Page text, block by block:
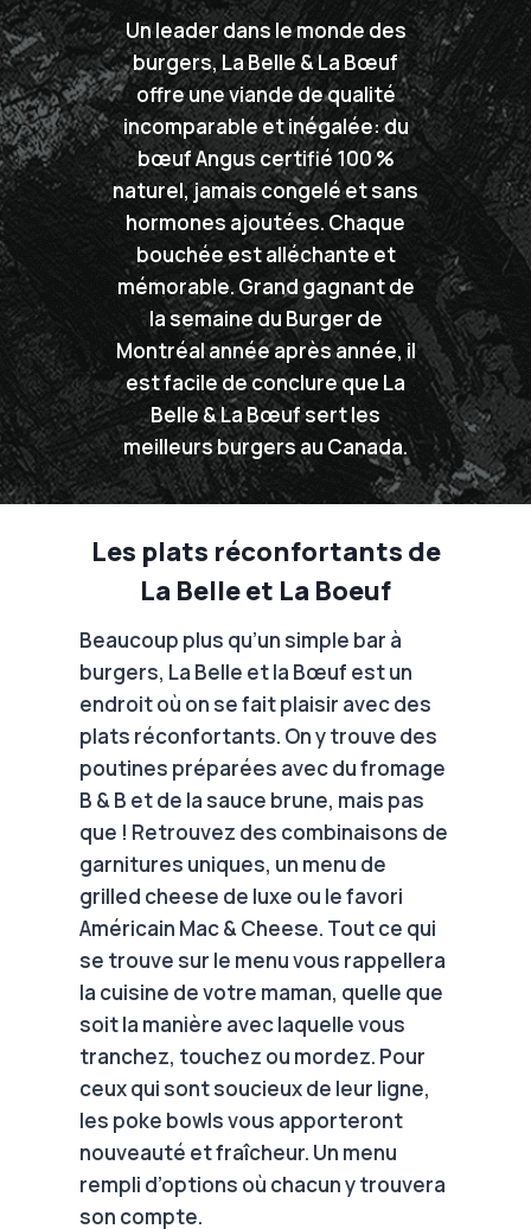
Un leader dans le monde des
burgers, La Belle & La Bœuf
offre une viande de qualité
incomparable et inégalée: du
bœuf Angus certifié 100 %
naturel, jamais congelé et sans
hormones ajoutées. Chaque
bouchée est alléchante et
mémorable. Grand gagnant de
la semaine du Burger de
Montréal année après année, il
est facile de conclure que La
Belle & La Bœuf sert les
meilleurs burgers au Canada.
Les plats réconfortants de
La Belle et La Boeuf
Beaucoup plus qu’un simple bar à
burgers, La Belle et la Bœuf est un
endroit où on se fait plaisir avec des
plats réconfortants. On y trouve des
poutines préparées avec du fromage
B & B et de la sauce brune, mais pas
que ! Retrouvez des combinaisons de
garnitures uniques, un menu de
grilled cheese de luxe ou le favori
Américain Mac & Cheese. Tout ce qui
se trouve sur le menu vous rappellera
la cuisine de votre maman, quelle que
soit la manière avec laquelle vous
tranchez, touchez ou mordez. Pour
ceux qui sont soucieux de leur ligne,
les poke bowls vous apporteront
nouveauté et fraîcheur. Un menu
rempli d’options où chacun y trouvera
son compte.